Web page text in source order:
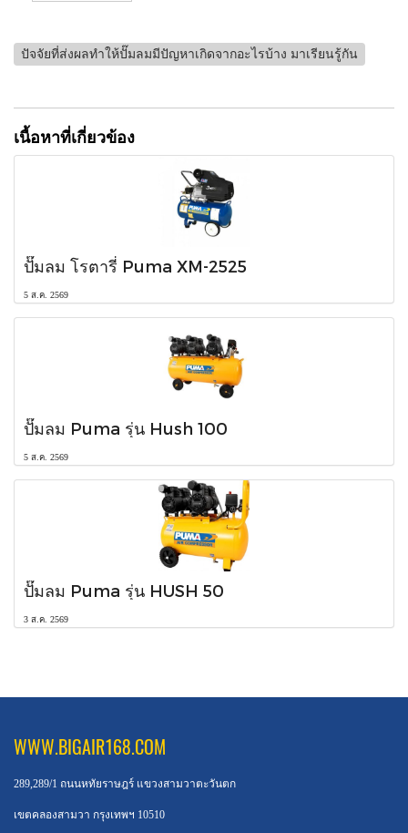
ปัจจัยที่ส่งผลทำให้ปั๊มลมมีปัญหาเกิดจากอะไรบ้าง มาเรียนรู้กัน
เนื้อหาที่เกี่ยวข้อง
ปั๊มลม โรตารี่ Puma XM-2525
5 ส.ค. 2569
ปั๊มลม Puma รุ่น Hush 100
5 ส.ค. 2569
ปั๊มลม Puma รุ่น HUSH 50
3 ส.ค. 2569
WWW.BIGAIR168.COM
289,289/1 ถนนหทัยราษฎร์ แขวงสามวาตะวันตก
เขตคลองสามวา กรุงเทพฯ 10510